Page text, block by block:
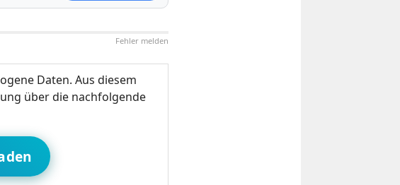
Fehler melden
Daten. Aus diesem
über die nachfolgende